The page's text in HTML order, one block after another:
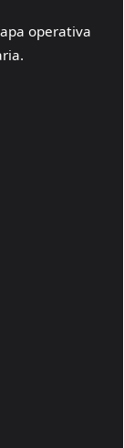
operativa